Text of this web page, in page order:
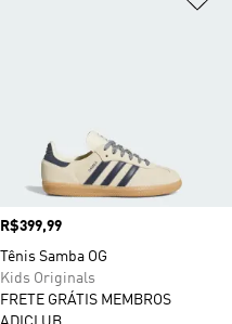
Preço
R$399,99
Tênis Samba OG
Kids Originals
FRETE GRÁTIS MEMBROS